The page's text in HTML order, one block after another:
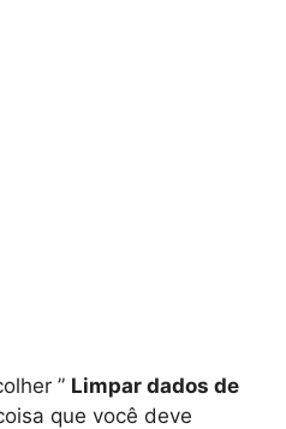
” Limpar dados de
que você deve